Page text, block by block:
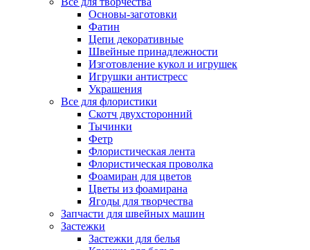
Основы-заготовки
Фатин
Цепи декоративные
Швейные принадлежности
Изготовление кукол и игрушек
Игрушки антистресс
Украшения
Все для флористики
Скотч двухсторонний
Тычинки
Фетр
Флористическая лента
Флористическая проволка
Фоамиран для цветов
Цветы из фоамирана
Ягоды для творчества
Запчасти для швейных машин
Застежки
Застежки для белья